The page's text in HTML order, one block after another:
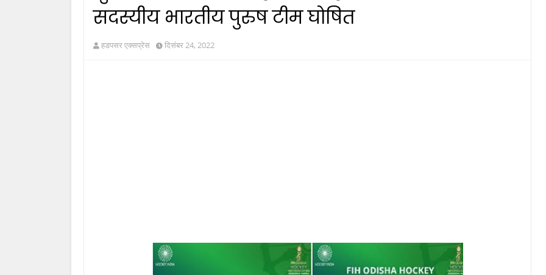
सदस्यीय भारतीय पुरुष टीम घोषित
हडपसर एक्सप्रेस दिसंबर 24, 2022